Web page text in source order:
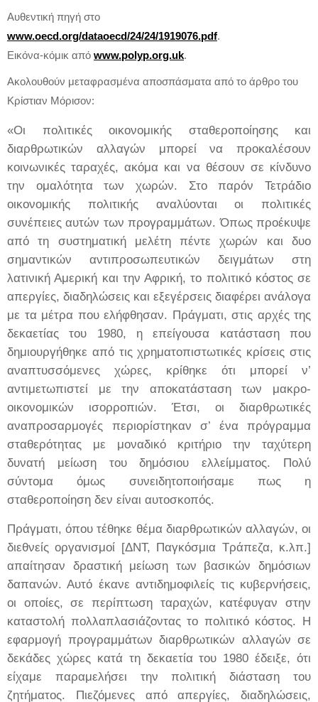
Αυθεντική πηγή στο
www.oecd.org/dataoecd/24/24/1919076.pdf.
Εικόνα-κόμικ από www.polyp.org.uk.
Ακολουθούν μεταφρασμένα αποσπάσματα από το άρθρο του
Κρίστιαν Μόρισον:
«Οι πολιτικές οικονομικής σταθεροποίησης και
διαρθρωτικών αλλαγών μπορεί να προκαλέσουν
κοινωνικές ταραχές, ακόμα και να θέσουν σε κίνδυνο
την ομαλότητα των χωρών. Στο παρόν Τετράδιο
οικονομικής πολιτικής αναλύονται οι πολιτικές
συνέπειες αυτών των προγραμμάτων. Όπως προέκυψε
από τη συστηματική μελέτη πέντε χωρών και δυο
σημαντικών αντιπροσωπευτικών δειγμάτων στη
λατινική Αμερική και την Αφρική, το πολιτικό κόστος σε
απεργίες, διαδηλώσεις και εξεγέρσεις διαφέρει ανάλογα
με τα μέτρα που ελήφθησαν. Πράγματι, στις αρχές της
δεκαετίας του 1980, η επείγουσα κατάσταση που
δημιουργήθηκε από τις χρηματοπιστωτικές κρίσεις στις
αναπτυσσόμενες χώρες, κρίθηκε ότι μπορεί ν’
αντιμετωπιστεί με την αποκατάσταση των μακρο-
οικονομικών ισορροπιών. Έτσι, οι διαρθρωτικές
αναπροσαρμογές περιορίστηκαν σ’ ένα πρόγραμμα
σταθερότητας με μοναδικό κριτήριο την ταχύτερη
δυνατή μείωση του δημόσιου ελλείμματος. Πολύ
σύντομα όμως συνειδητοποιήσαμε πως η
σταθεροποίηση δεν είναι αυτοσκοπός.
Πράγματι,όπου τέθηκε θέμα διαρθρωτικών αλλαγών, οι
διεθνείς οργανισμοί [ΔΝΤ, Παγκόσμια Τράπεζα, κ.λπ.]
απαίτησαν δραστική μείωση των βασικών δημόσιων
δαπανών. Αυτό έκανε αντιδημοφιλείς τις κυβερνήσεις,
οι οποίες, σε περίπτωση ταραχών, κατέφυγαν στην
καταστολή πολλαπλασιάζοντας το πολιτικό κόστος. Η
εφαρμογή προγραμμάτων διαρθρωτικών αλλαγών σε
δεκάδες χώρες κατά τη δεκαετία του 1980 έδειξε, ότι
είχαμε παραμελήσει την πολιτική διάσταση του
ζητήματος. Πιεζόμενες από απεργίες, διαδηλώσεις,